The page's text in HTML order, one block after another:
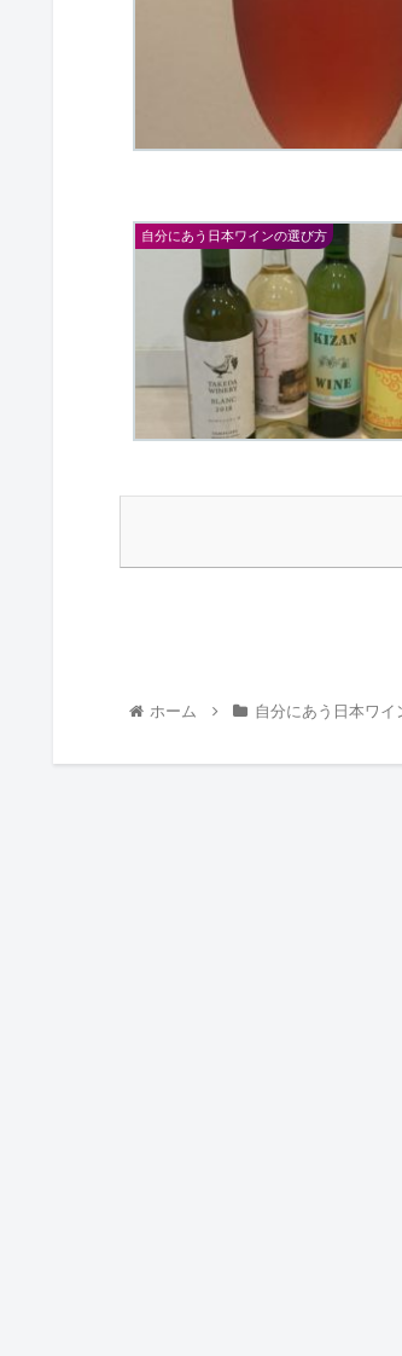
自分にあう日本ワインの選び方
ホーム 自分にあう日本ワイ